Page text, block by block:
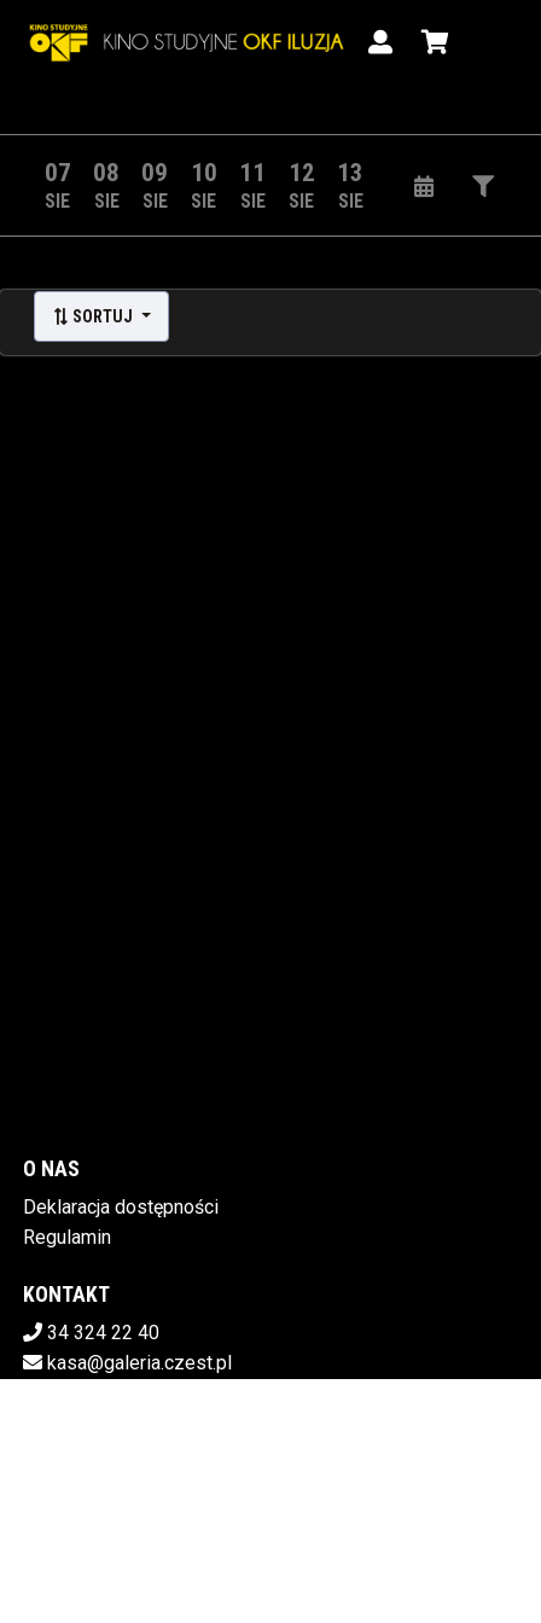
07
SIE
08
SIE
09
SIE
10
SIE
11
SIE
12
SIE
13
SIE
SORTUJ
O NAS
Deklaracja dostępności
Regulamin
KONTAKT
34 324 22 40
kasa@galeria.czest.pl